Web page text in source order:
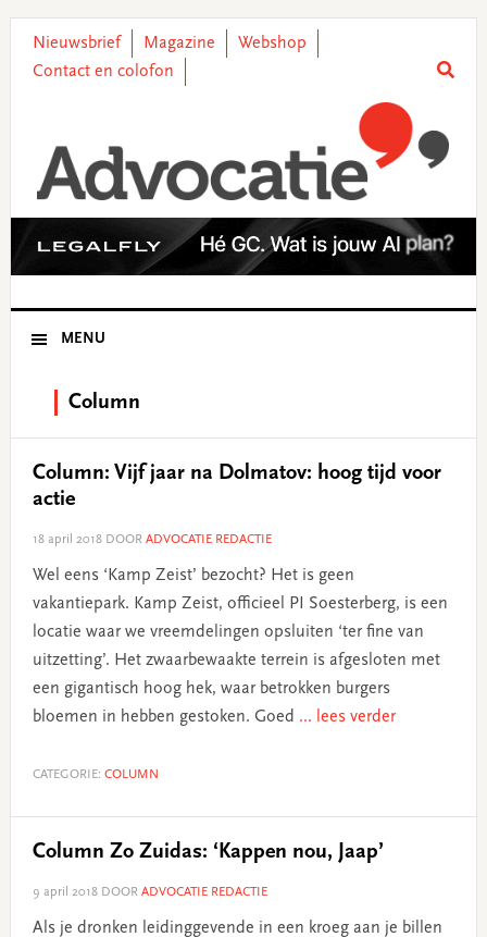
primary
main
primary
footer
Nieuwsbrief Magazine
Webshop
Contact en colofon
MENU
Column
Column: Vijf jaar na Dolmatov: hoog tijd voor
actie
18 april 2018DOOR ADVOCATIE REDACTIE
Wel eens ‘Kamp Zeist’ bezocht? Het is geen
vakantiepark. Kamp Zeist, officieel PI Soesterberg, is een
locatie waar we vreemdelingen opsluiten ‘ter fine van
uitzetting’. Het zwaarbewaakte terrein is afgesloten met
een gigantisch hoog hek, waar betrokken burgers
bloemen in hebben gestoken. Goed ... lees verder
CATEGORIE: COLUMN
Column Zo Zuidas: ‘Kappen nou, Jaap’
9 april 2018DOOR ADVOCATIE REDACTIE
Als je dronken leidinggevende in een kroeg aan je billen